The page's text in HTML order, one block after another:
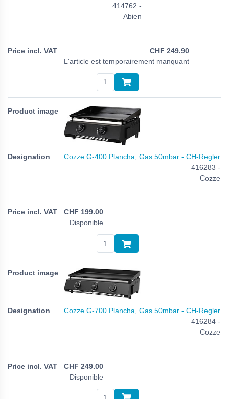
414762 -
Abien
CHF 249.90
L'article est temporairement manquant
Cozze G-400 Plancha, Gas 50mbar - CH-Regler
416283 -
Cozze
CHF 199.00
Disponible
Cozze G-700 Plancha, Gas 50mbar - CH-Regler
416284 -
Cozze
CHF 249.00
Disponible